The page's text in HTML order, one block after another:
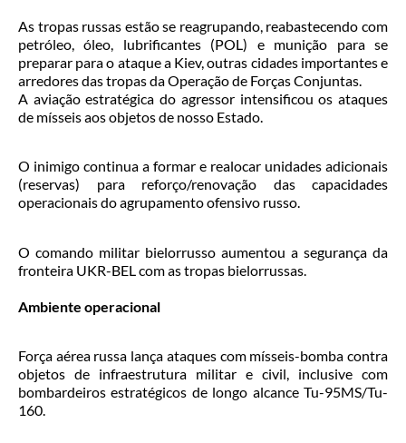
As tropas russas estão se reagrupando, reabastecendo com
petróleo, óleo, lubrificantes (POL) e munição para se
preparar para o ataque a Kiev, outras cidades importantes e
arredores das tropas da Operação de Forças Conjuntas.
A aviação estratégica do agressor intensificou os ataques
de mísseis aos objetos de nosso Estado.
O inimigo continua a formar e realocar unidades adicionais
(reservas) para reforço/renovação das capacidades
operacionais do agrupamento ofensivo russo.
O comando militar bielorrusso aumentou a segurança da
fronteira UKR-BEL com as tropas bielorrussas.
Ambiente operacional
Força aérea russa lança ataques com mísseis-bomba contra
objetos de infraestrutura militar e civil, inclusive com
bombardeiros estratégicos de longo alcance Tu-95MS/Tu-
160.